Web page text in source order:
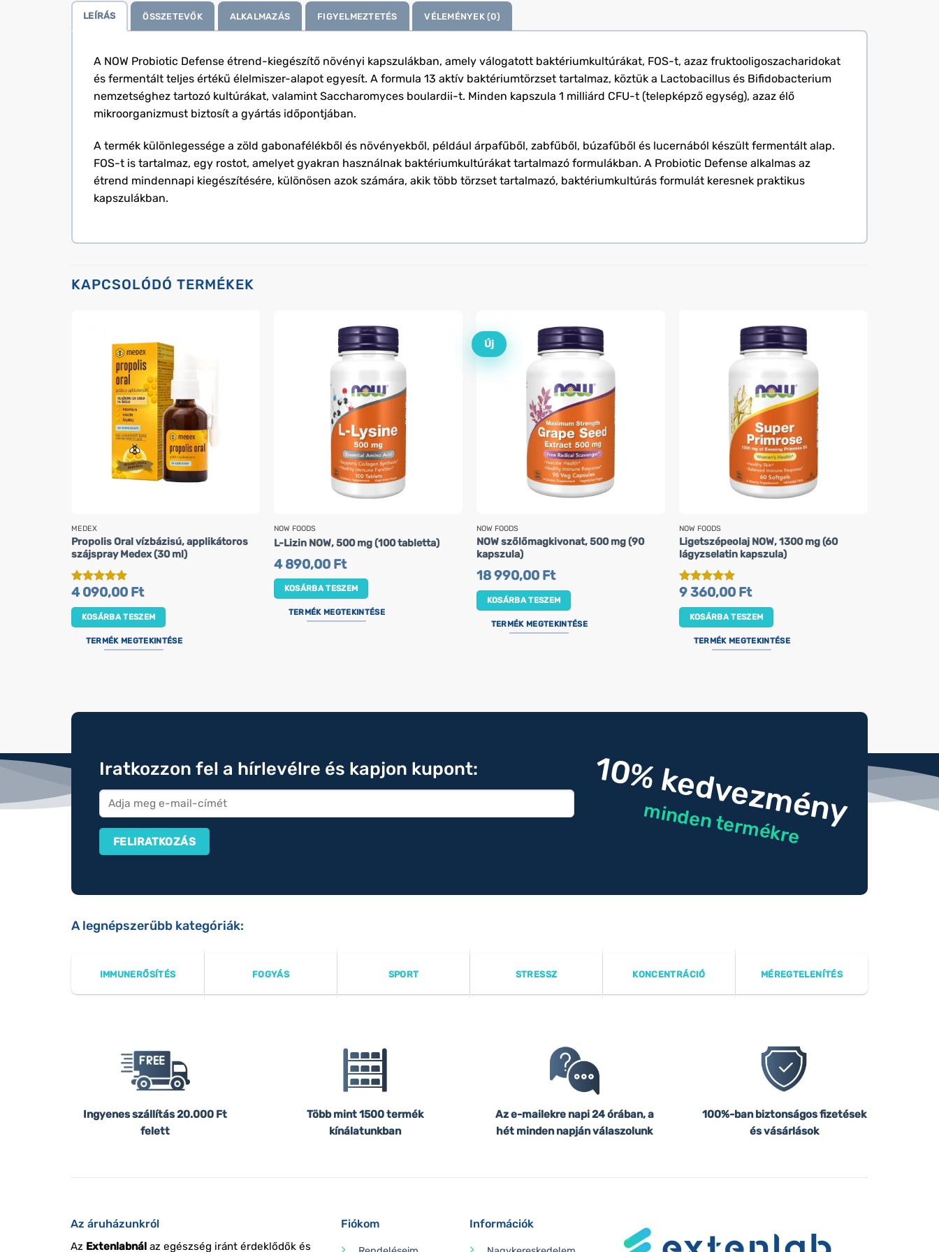
LEÍRÁS ÖSSZETEVŐK ALKALMAZÁS FIGYELMEZTETÉS VÉLEMÉNYEK (0)
A NOW Probiotic Defense étrend-kiegészítő növényi kapszulákban, amely válogatott baktériumkultúrákat, FOS-t, azaz fruktooligoszacharidokat
és fermentált teljes értékű élelmiszer-alapot egyesít. A formula 13 aktív baktériumtörzset tartalmaz, köztük a Lactobacillus és Bifidobacterium
nemzetséghez tartozó kultúrákat, valamint Saccharomyces boulardii-t. Minden kapszula 1 milliárd CFU-t (telepképző egység), azaz élő
mikroorganizmust biztosít a gyártás időpontjában.
A termék különlegessége a zöld gabonafélékből és növényekből, például árpafűből, zabfűből, búzafűből és lucernából készült fermentált alap.
FOS-t is tartalmaz, egy rostot, amelyet gyakran használnak baktériumkultúrákat tartalmazó formulákban. A Probiotic Defense alkalmas az
étrend mindennapi kiegészítésére, különösen azok számára, akik több törzset tartalmazó, baktériumkultúrás formulát keresnek praktikus
kapszulákban.
KAPCSOLÓDÓ TERMÉKEK
MEDEX
Propolis Oral vízbázisú, applikátoros
szájspray Medex (30 ml)
Értékelés:5
4 090,00 Ft
KOSÁRBA TESZEM
TERMÉK MEGTEKINTÉSE
NOW FOODS
L-Lizin NOW, 500 mg (100 tabletta)
4 890,00 Ft
KOSÁRBA TESZEM
TERMÉK MEGTEKINTÉSE
Új
NOW FOODS
NOW szőlőmagkivonat, 500 mg (90
kapszula)
18 990,00 Ft
KOSÁRBA TESZEM
TERMÉK MEGTEKINTÉSE
NOW FOODS
Ligetszépeolaj NOW, 1300 mg (60
lágyzselatin kapszula)
Értékelés:5
9 360,00 Ft
KOSÁRBA TESZEM
TERMÉK MEGTEKINTÉSE
Iratkozzon fel a hírlevélre és kapjon kupont: 10% kedvezmény
minden termékre
A legnépszerűbb kategóriák:
IMMUNERŐSÍTÉS FOGYÁS SPORT STRESSZ KONCENTRÁCIÓ MÉREGTELENÍTÉS
Ingyenes szállítás20.000 Ft
felett
Több mint 1500 termék
kínálatunkban
Az e-mailekre napi 24 órában, a
hét minden napján válaszolunk
100%-ban biztonságos fizetések
és vásárlások
Az áruházunkról
Az Extenlabnálaz egészség iránt érdeklődők és
Fiókom Információk